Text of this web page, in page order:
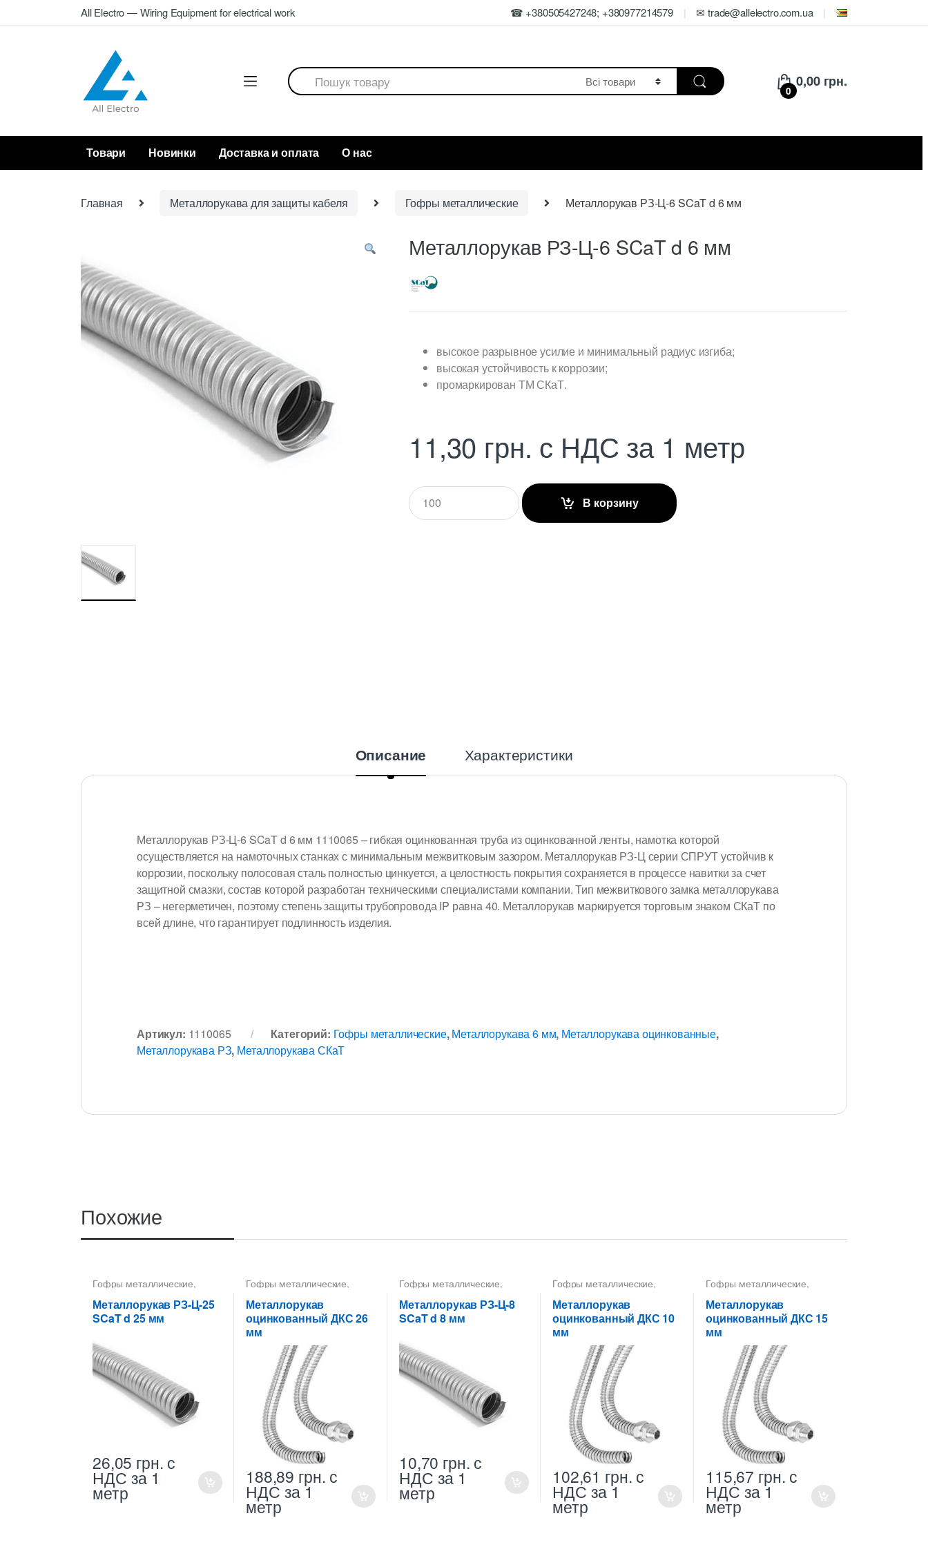
to
to
All Electro — Wiring Equipment for electrical work ☎ +380505427248; +380977214579 ✉ trade@allelectro.com.ua
Search
for:
0
0,00 грн.
Товари Новинки Доставка и оплата О нас
Главная Металлорукава для защиты кабеля Гофры металлические Металлорукав РЗ-Ц-6 SCaT d 6 мм
Металлорукав РЗ-Ц-6 SCaT d 6 мм
высокое разрывное усилие и минимальный радиус изгиба;
высокая устойчивость к коррозии;
промаркирован ТМ СКаТ.
11,30 грн. с НДС за 1 метр
Q
u
a
В корзину
Описание Характеристики
Металлорукав РЗ-Ц-6 SCaT d 6 мм 1110065 – гибкая оцинкованная труба из оцинкованной ленты, намотка которой
осуществляется на намоточных станках с минимальным межвитковым зазором. Металлорукав РЗ-Ц серии СПРУТ устойчив к
коррозии, поскольку полосовая сталь полностью цинкуется, а целостность покрытия сохраняется в процессе навитки за счет
защитной смазки, состав которой разработан техническими специалистами компании. Тип межвиткового замка металлорукава
РЗ – негерметичен, поэтому степень защиты трубопровода IP равна 40. Металлорукав маркируется торговым знаком СКаТ по
всей длине, что гарантирует подлинность изделия.
Артикул: 1110065 Категорий: Гофры металлические,Металлорукава 6 мм, Металлорукава оцинкованные,
Металлорукава РЗ, Металлорукава СКаТ
Похожие
Гофры металлические,
Металлорукава
оцинкованные,
Металлорукава РЗ
Металлорукав РЗ-Ц-25
SCaT d 25 мм
26,05 грн. с
НДС за 1
метр
Гофры металлические,
Металлорукава
оцинкованные
Металлорукав
оцинкованный ДКС 26
мм
188,89 грн. с
НДС за 1
метр
Гофры металлические,
Металлорукава
оцинкованные,
Металлорукава РЗ
Металлорукав РЗ-Ц-8
SCaT d 8 мм
10,70 грн. с
НДС за 1
метр
Гофры металлические,
Металлорукава
оцинкованные
Металлорукав
оцинкованный ДКС 10
мм
102,61 грн. с
НДС за 1
метр
Гофры металлические,
Металлорукава
оцинкованные
Металлорукав
оцинкованный ДКС 15
мм
115,67 грн. с
НДС за 1
метр